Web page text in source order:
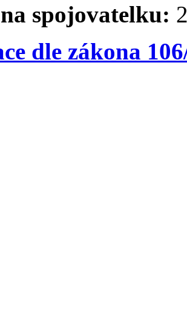
spojovatelku:
dle zákona